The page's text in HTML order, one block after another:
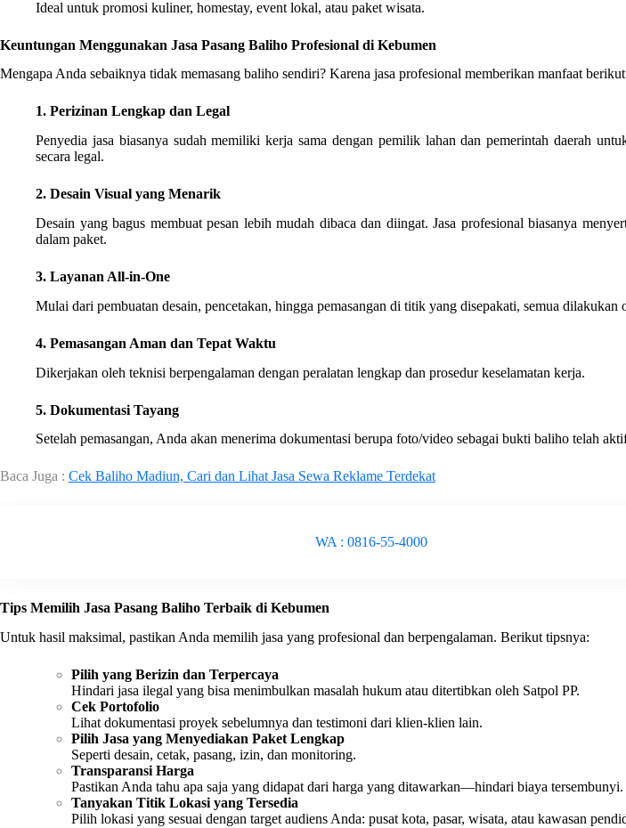
Ideal untuk promosi kuliner, homestay, event lokal, atau paket wisata.
Keuntungan Menggunakan Jasa Pasang Baliho Profesional di Kebumen
Mengapa Anda sebaiknya tidak memasang baliho sendiri? Karena jasa profesional memberikan manfaat
1. Perizinan Lengkap dan Legal
Penyedia jasa biasanya sudah memiliki kerja sama dengan pemilik lahan dan pemerintah daerah
secara legal.
2. Desain Visual yang Menarik
Desain yang bagus membuat pesan lebih mudah dibaca dan diingat. Jasa profesional biasanya
dalam paket.
3. Layanan All-in-One
Mulai dari pembuatan desain, pencetakan, hingga pemasangan di titik yang disepakati, semua dilakukan
4. Pemasangan Aman dan Tepat Waktu
Dikerjakan oleh teknisi berpengalaman dengan peralatan lengkap dan prosedur keselamatan kerja.
5. Dokumentasi Tayang
Setelah pemasangan, Anda akan menerima dokumentasi berupa foto/video sebagai bukti baliho telah
Baca Juga : Cek Baliho Madiun, Cari dan Lihat Jasa Sewa Reklame Terdekat
WA : 0816-55-4000
Tips Memilih Jasa Pasang Baliho Terbaik di Kebumen
Untuk hasil maksimal, pastikan Anda memilih jasa yang profesional dan berpengalaman. Berikut tipsnya:
Pilih yang Berizin dan Terpercaya
Hindari jasa ilegal yang bisa menimbulkan masalah hukum atau ditertibkan oleh Satpol PP.
Cek Portofolio
Lihat dokumentasi proyek sebelumnya dan testimoni dari klien-klien lain.
Pilih Jasa yang Menyediakan Paket Lengkap
Seperti desain, cetak, pasang, izin, dan monitoring.
Transparansi Harga
Pastikan Anda tahu apa saja yang didapat dari harga yang ditawarkan—hindari biaya tersembunyi.
Tanyakan Titik Lokasi yang Tersedia
Pilih lokasi yang sesuai dengan target audiens Anda: pusat kota, pasar, wisata, atau kawasan